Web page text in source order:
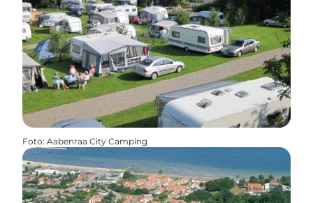
Foto: Aabenraa City Camping